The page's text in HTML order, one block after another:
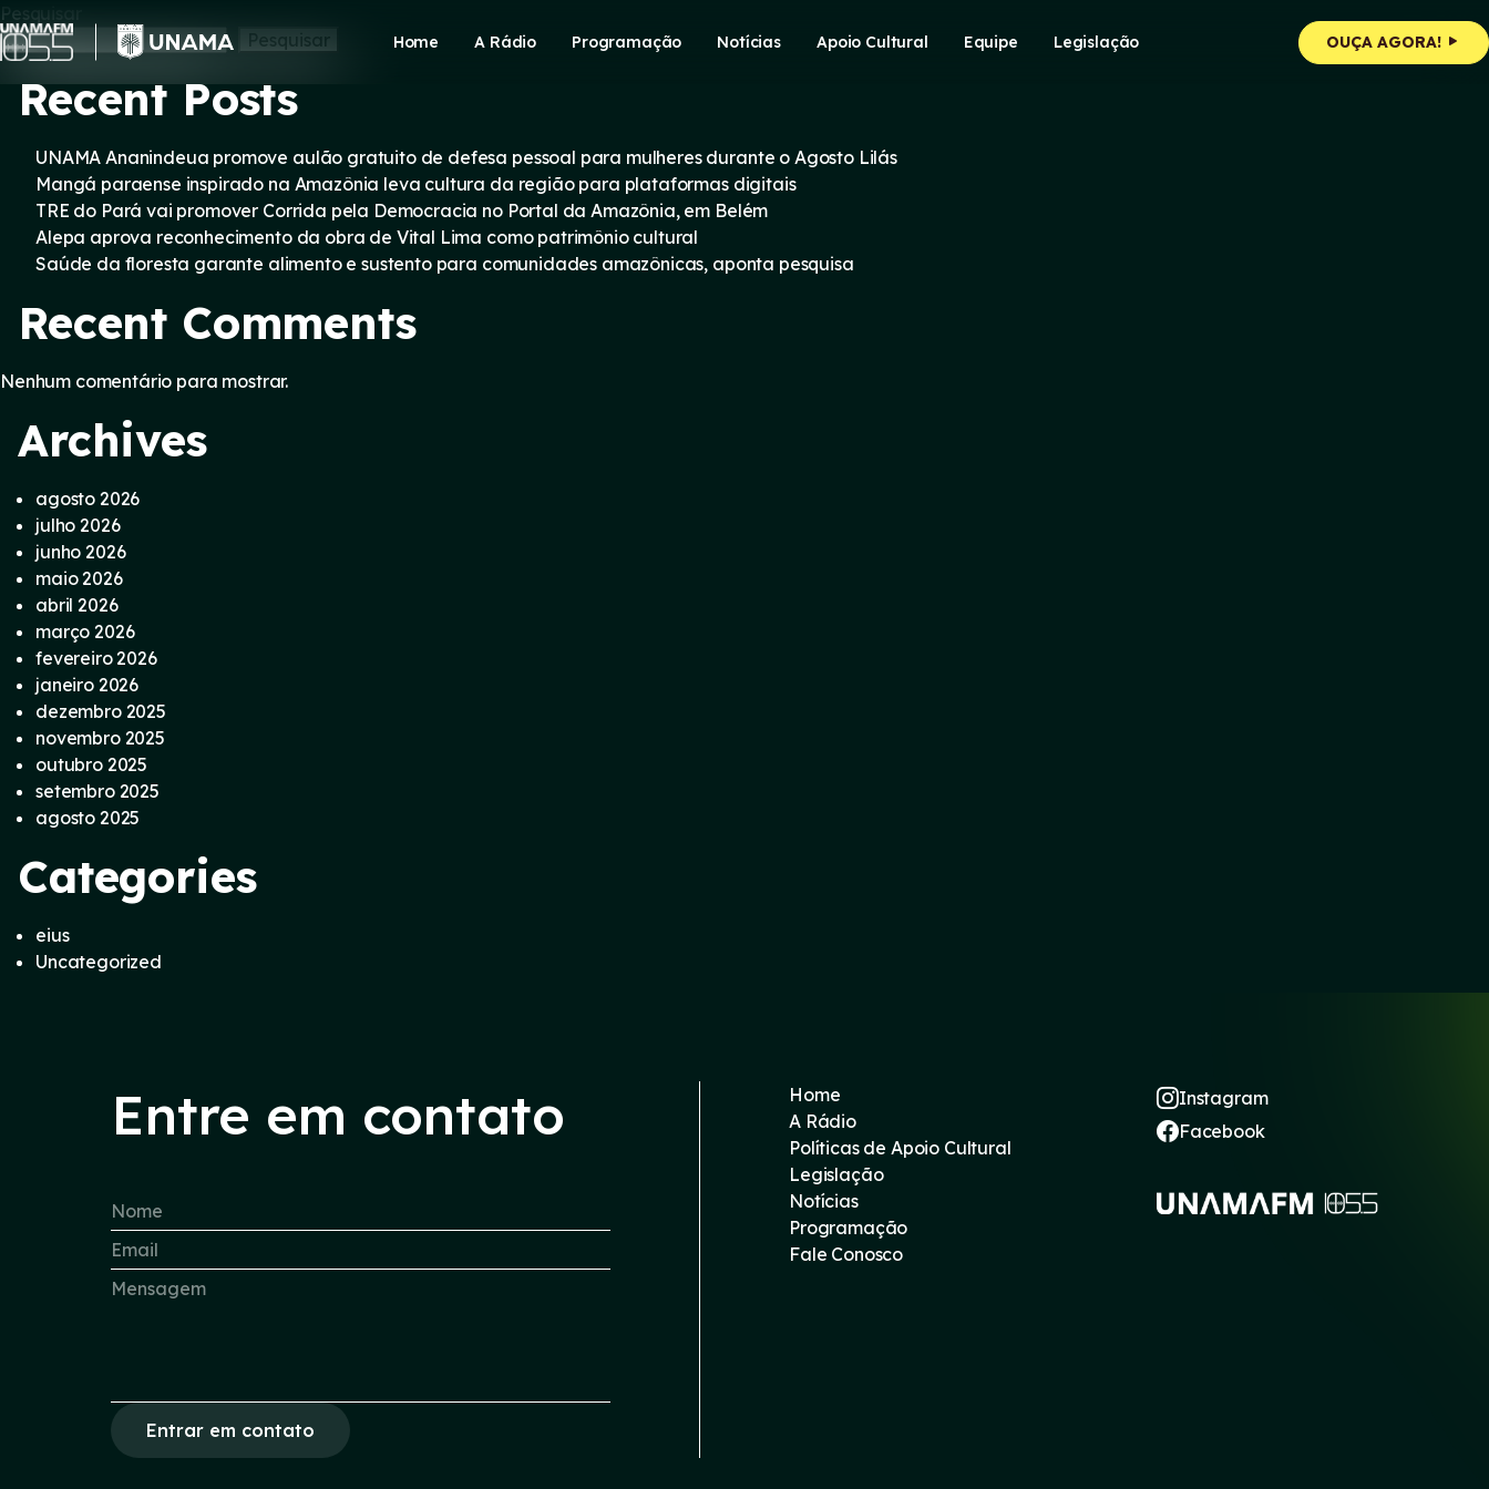
Skip
to
content
Home A Rádio Programação Notícias Apoio Cultural Equipe Legislação OUÇA AGORA!
Pesquisar
Pesquisar
Recent Posts
UNAMA Ananindeua promove aulão gratuito de defesa pessoal para mulheres durante o Agosto Lilás
Mangá paraense inspirado na Amazônia leva cultura da região para plataformas digitais
TRE do Pará vai promover Corrida pela Democracia no Portal da Amazônia, em Belém
Alepa aprova reconhecimento da obra de Vital Lima como patrimônio cultural
Saúde da floresta garante alimento e sustento para comunidades amazônicas, aponta pesquisa
Recent Comments
Nenhum comentário para mostrar.
Archives
agosto 2026
julho 2026
junho 2026
maio 2026
abril 2026
março 2026
fevereiro 2026
janeiro 2026
dezembro 2025
novembro 2025
outubro 2025
setembro 2025
agosto 2025
Categories
eius
Uncategorized
Entre em contato
Entrar em contato
Home
A Rádio
Políticas de Apoio Cultural
Legislação
Notícias
Programação
Fale Conosco
Instagram
Facebook